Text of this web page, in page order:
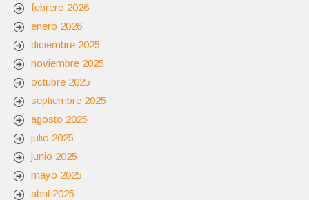
febrero 2026
enero 2026
diciembre 2025
noviembre 2025
octubre 2025
septiembre 2025
agosto 2025
julio 2025
junio 2025
mayo 2025
abril 2025